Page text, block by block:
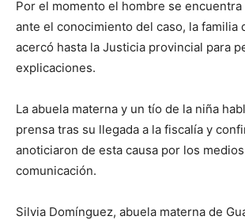
Por el momento el hombre se
ante el conocimiento del caso, la familia
acercó hasta la Justicia provincial para
explicaciones.
La abuela materna y un tío de la niña
prensa tras su llegada a la fiscalía y
anoticiaron de esta causa por los
comunicación.
Silvia Domínguez, abuela materna de